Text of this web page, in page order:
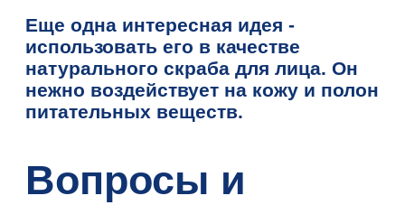
Еще одна интересная идея -
использовать его в качестве
натурального скраба для лица. Он
нежно воздействует на кожу и полон
питательных веществ.
Вопросы и